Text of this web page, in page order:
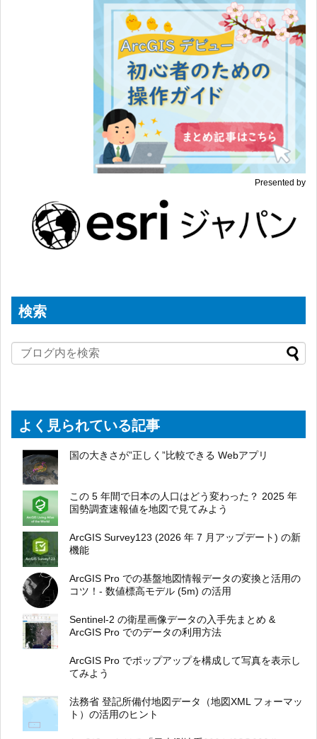
Presented by
検索
よく見られている記事
国の大きさが”正しく”比較できる Webアプリ
この 5 年間で日本の人口はどう変わった？ 2025 年
国勢調査速報値を地図で見てみよう
ArcGIS Survey123 (2026 年 7 月アップデート) の新
機能
ArcGIS Pro での基盤地図情報データの変換と活用の
コツ！- 数値標高モデル (5m) の活用
Sentinel-2 の衛星画像データの入手先まとめ &
ArcGIS Pro でのデータの利用方法
ArcGIS Pro でポップアップを構成して写真を表示し
てみよう
法務省 登記所備付地図データ（地図XML フォーマッ
ト）の活用のヒント